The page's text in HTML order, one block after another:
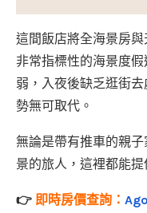
這間飯店將全海景房
非常指標性的海景度
弱，入夜後缺乏逛街
勢無可取代。
無論是帶有推車的親
景的旅人，這裡都能
👉 即時房價查詢：